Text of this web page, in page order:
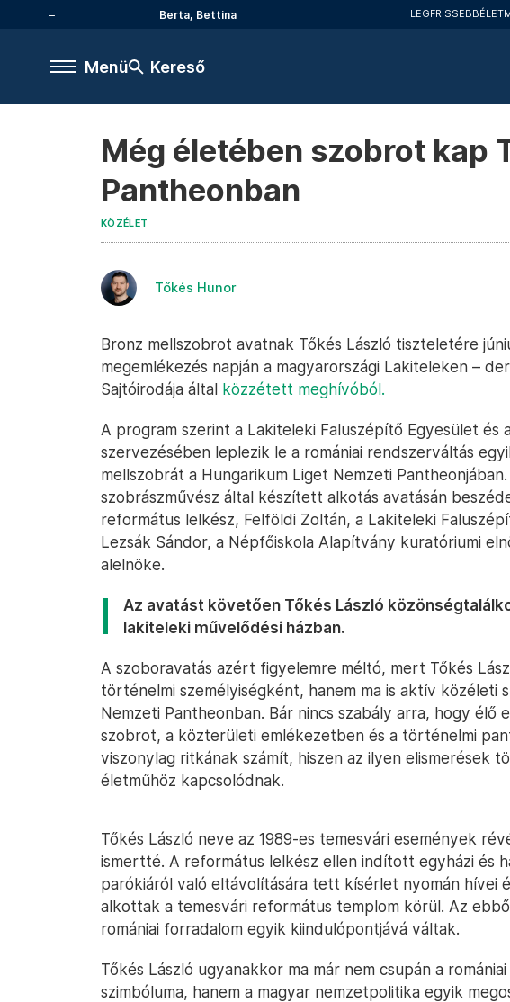
Berta, Bettina LEGFRISSEBB
Menü Kereső
Még életében szobrot kap
Pantheonban
KÖZÉLET
Tőkés Hunor
Bronz mellszobrot avatnak Tőkés László tiszteletére
megemlékezés napján a magyarországi Lakiteleken –
Sajtóirodája által közzétett meghívóból.
A program szerint a Lakiteleki Faluszépítő Egyesület és
szervezésében leplezik le a romániai rendszerváltás
mellszobrát a Hungarikum Liget Nemzeti
szobrászművész által készített alkotás avatásán
református lelkész, Felföldi Zoltán, a Lakiteleki
Lezsák Sándor, a Népfőiskola Alapítvány kuratóriumi
alelnöke.
Az avatást követően Tőkés László
lakiteleki művelődési házban.
A szoboravatás azért figyelemre méltó, mert Tőkés
történelmi személyiségként, hanem ma is aktív közéleti
Nemzeti Pantheonban. Bár nincs szabály arra, hogy élő
szobrot, a közterületi emlékezetben és a történelmi
viszonylag ritkának számít, hiszen az ilyen elismerések
életműhöz kapcsolódnak.
Tőkés László neve az 1989-es temesvári események
ismertté. A református lelkész ellen indított egyházi és
parókiáról való eltávolítására tett kísérlet nyomán hívei
alkottak a temesvári református templom körül. Az
romániai forradalom egyik kiindulópontjává váltak.
Tőkés László ugyanakkor ma már nem csupán a
szimbóluma, hanem a magyar nemzetpolitika egyik